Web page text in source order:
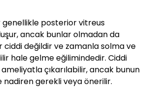
genellikle posterior vitreus
ancak bunlar olmadan da
ciddi değildir ve zamanla solma ve
hale gelme eğilimindedir. Ciddi
çıkarılabilir, ancak bunun
nadiren gerekli veya önerilir.